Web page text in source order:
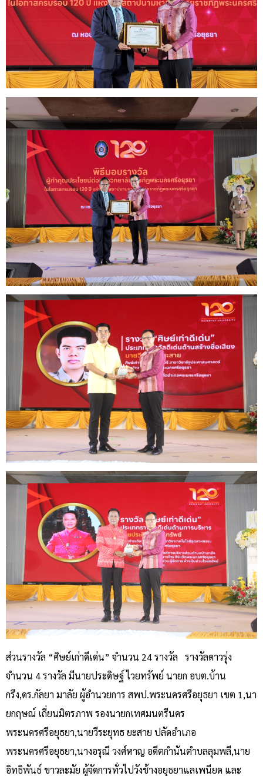
ส่วนรางวัล “ศิษย์เก่าดีเด่น” จำนวน 24 รางวัล รางวัลดาวรุ่ง
จำนวน 4 รางวัล มีนายประดิษฐ์ ไวยทรัพย์ นายก อบต.บ้าน
กรึง,ดร.กัลยา มาลัย ผู้อำนวยการ สพป.พระนครศรีอยุธยา เขต 1,นา
ยกฤษณ์ เถี่ยนมิตรภาพ รองนายกเทศมนตรีนคร
พระนครศรีอยุธยา,นายวีระยุทธ ยะสาย ปลัดอำเภอ
พระนครศรีอยุธยา,นางอรุณี วงศ์หาญ อดีตกำนันตำบลลุมพลี,นาย
อิทธิพันธ์ ขาวละมัย ผู้จัดการทั่วไปวังช้างอยุธยาแลเพนียด และ